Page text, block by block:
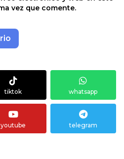
vez que comente.
tiktok whatsapp
youtube telegram